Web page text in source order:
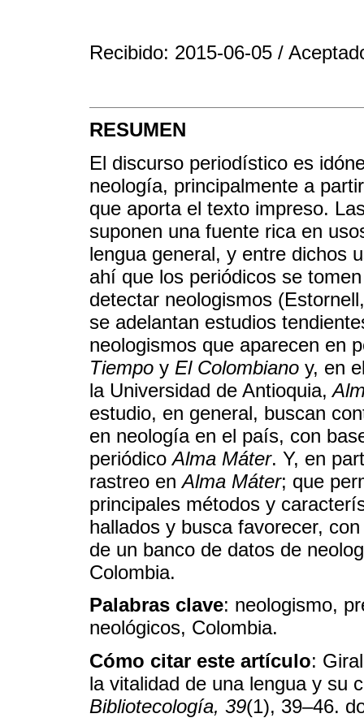
Recibido: 2015-06-05 /
RESUMEN
El discurso periodístico es
neología, principalmente a
que aporta el texto impreso.
suponen una fuente rica en
lengua general, y entre dichos
ahí que los periódicos se
detectar neologismos
se adelantan estudios
neologismos que aparecen en
Tiempo y El Colombiano y, en
la Universidad de Antioquia,
estudio, en general, buscan
en neología en el país, con
periódicoAlma Máter. Y, en
rastreo enAlma Máter; que
principales métodos y
hallados y busca favorecer,
de un banco de datos de
Colombia.
Palabras clave: neologismo,
neológicos, Colombia.
Cómo citar este artículo:
la vitalidad de una lengua y su
Bibliotecología, 39(1), 39–46.